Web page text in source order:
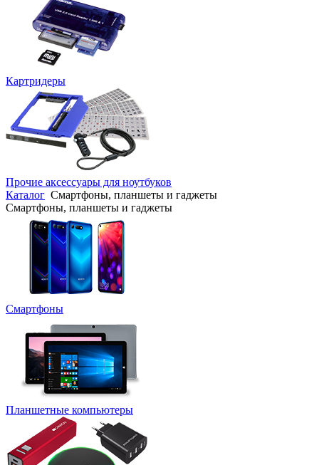
Картридеры
Прочие аксессуары для ноутбуков
Каталог Смартфоны, планшеты и гаджеты
Смартфоны, планшеты и гаджеты
Смартфоны
Планшетные компьютеры